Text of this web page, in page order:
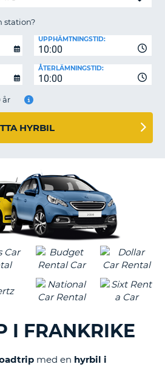
station?
10:00
UPPHÄMTNINGSTID:
10:00
ÅTERLÄMNINGSTID:
år
HYRBIL
I FRANKRIKE
med en hyrbil i